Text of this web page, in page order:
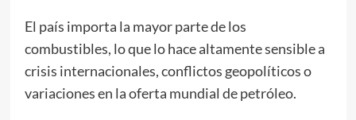
El país importa la mayor parte de los
combustibles, lo que lo hace altamente sensible a
crisis internacionales, conflictos geopolíticos o
variaciones en la oferta mundial de petróleo.